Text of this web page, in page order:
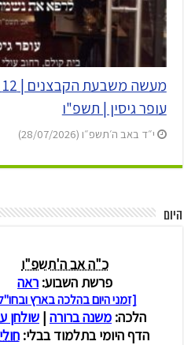
עופר גיסין | תשפ"ו
י״ד באב ה׳תשפ״ו (28/07/2026)
היום